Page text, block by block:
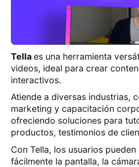
Tella es una herramienta
videos, ideal para crear
interactivos.
Atiende a diversas industrias,
marketing y capacitación
ofreciendo soluciones para
productos, testimonios de
Con Tella, los usuarios
fácilmente la pantalla, la